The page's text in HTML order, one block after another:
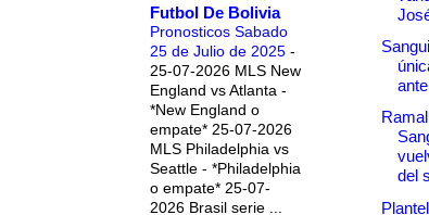
Futbol De Bolivia
Pronosticos Sabado
25 de Julio de 2025 -
25-07-2026 MLS New
England vs Atlanta -
*New England o
empate* 25-07-2026
MLS Philadelphia vs
Seattle - *Philadelphia
o empate* 25-07-
2026 Brasil serie ...
del